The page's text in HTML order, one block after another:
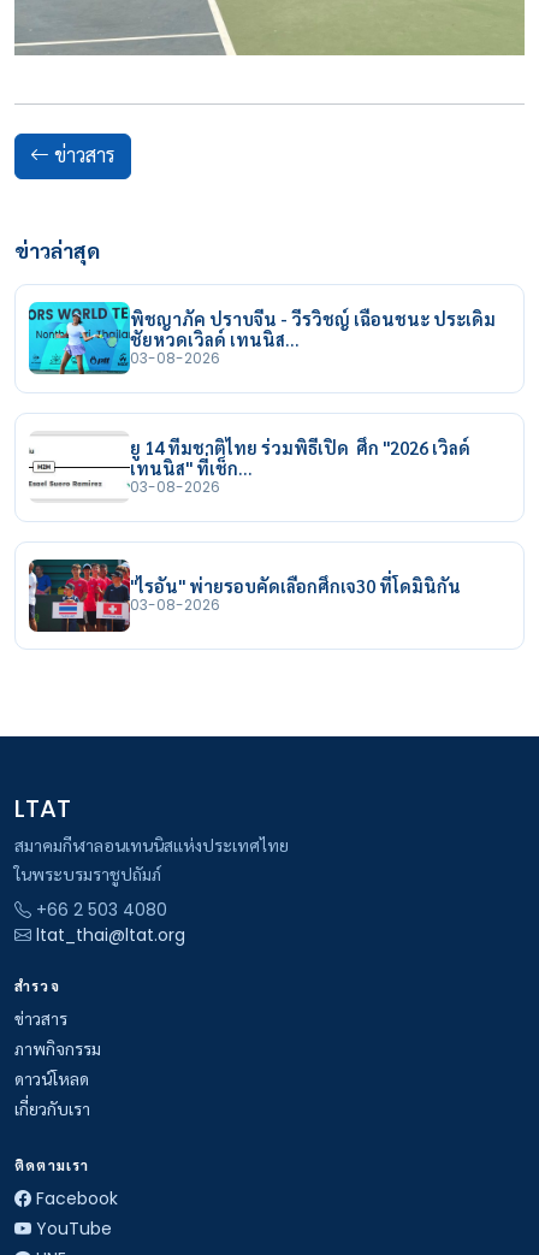
ข่าวสาร
ข่าวล่าสุด
พิชญาภัค ปราบจีน - วีรวิชญ์ เฉือนชนะ ประเดิม
ชัยหวดเวิลด์ เทนนิส…
03-08-2026
ยู 14 ทีมชาติไทย ร่วมพิธีเปิด ศึก "2026 เวิลด์
เทนนิส" ที่เช็ก…
03-08-2026
"ไรอัน" พ่ายรอบคัดเลือกศึกเจ30 ที่โดมินิกัน
03-08-2026
LTAT
สมาคมกีฬาลอนเทนนิสแห่งประเทศไทย
ในพระบรมราชูปถัมภ์
+66 2 503 4080
ltat_thai@ltat.org
สำรวจ
ข่าวสาร
ภาพกิจกรรม
ดาวน์โหลด
เกี่ยวกับเรา
ติดตามเรา
Facebook
YouTube